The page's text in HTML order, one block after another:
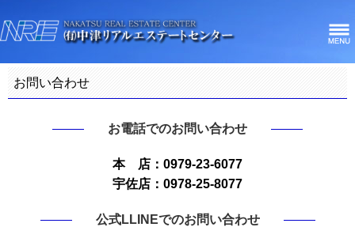
お問い合わせ
お電話でのお問い合わせ
本 店：0979-23-6077
宇佐店：0978-25-8077
公式LLINEでのお問い合わせ